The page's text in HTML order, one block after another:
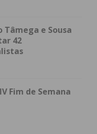
e Sousa
42
Fim de Semana